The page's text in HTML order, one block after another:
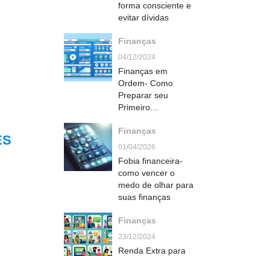
forma consciente e
evitar dívidas
Finanças
04/12/2024
Finanças em
Ordem- Como
Preparar seu
Primeiro
Doméstico
Finanças
01/04/2026
Fobia financeira-
como vencer o
medo de olhar para
suas finanças
Finanças
23/12/2024
Renda Extra para